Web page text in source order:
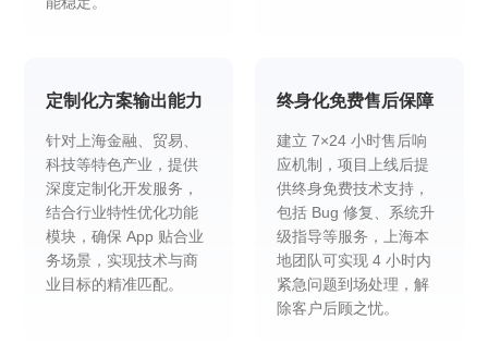
定制化方案输出能力
针对上海金融、贸易、
科技等特色产业，提供
深度定制化开发服务，
结合行业特性优化功能
模块，确保 App 贴合业
务场景，实现技术与商
业目标的精准匹配。
终身化免费售后保障
建立 7×24 小时售后响
应机制，项目上线后提
供终身免费技术支持，
包括 Bug 修复、系统升
级指导等服务，上海本
地团队可实现 4 小时内
紧急问题到场处理，解
除客户后顾之忧。